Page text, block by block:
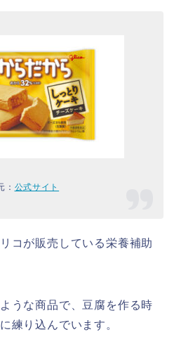
： 公式サイト
コが販売している栄養補助
うな商品で、豆腐を作る時
練り込んでいます。